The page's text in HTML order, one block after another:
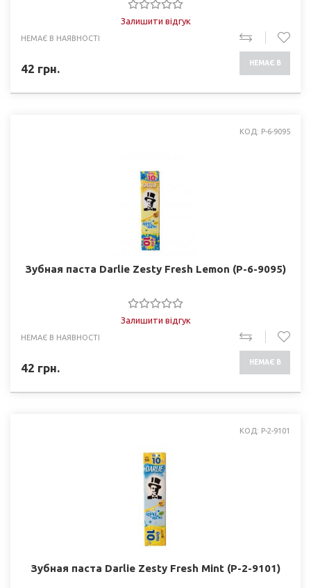
Залишити відгук
НЕМАЄ В НАЯВНОСТІ
42 грн. НЕМАЄ В
КОД: P-6-9095
Зубная паста Darlie Zesty Fresh Lemon (P-6-9095)
Залишити відгук
НЕМАЄ В НАЯВНОСТІ
42 грн. НЕМАЄ В
КОД: P-2-9101
Зубная паста Darlie Zesty Fresh Mint (P-2-9101)